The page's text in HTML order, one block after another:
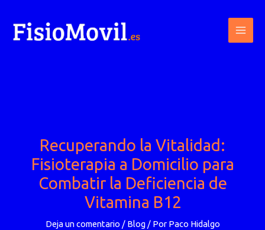
contenido
Recuperando la Vitalidad:
Fisioterapia a Domicilio para
Combatir la Deficiencia de
Vitamina B12
Deja un comentario / Blog/ Por Paco Hidalgo